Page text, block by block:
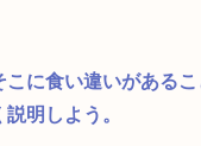
こに食い違いがある
明しよう。